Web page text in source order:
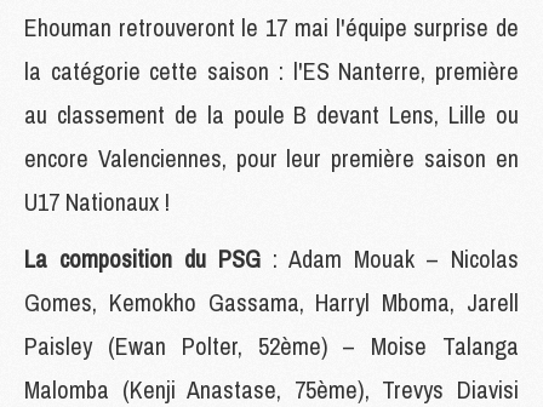
Ehouman retrouveront le 17 mai l'équipe surprise de
la catégorie cette saison : l'ES Nanterre, première
au classement de la poule B devant Lens, Lille ou
encore Valenciennes, pour leur première saison en
U17 Nationaux !
La composition du PSG : Adam Mouak – Nicolas
Gomes, Kemokho Gassama, Harryl Mboma, Jarell
Paisley (Ewan Polter, 52ème) – Moise Talanga
Malomba (Kenji Anastase, 75ème), Trevys Diavisi